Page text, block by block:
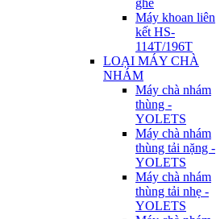
ghế
Máy khoan liên
kết HS-
114T/196T
LOẠI MÁY CHÀ
NHÁM
Máy chà nhám
thùng -
YOLETS
Máy chà nhám
thùng tải nặng -
YOLETS
Máy chà nhám
thùng tải nhẹ -
YOLETS